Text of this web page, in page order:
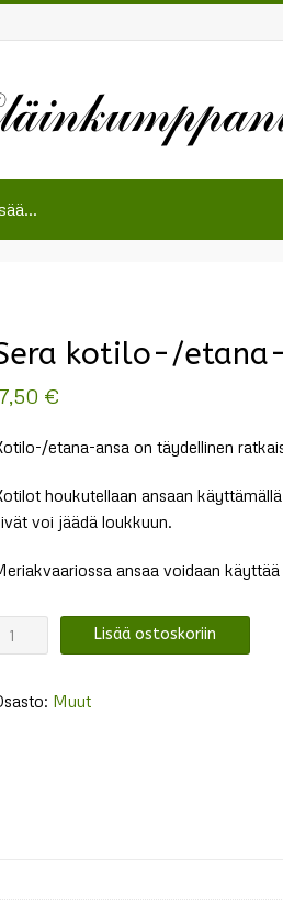
kotilo-/
€
etana-ansa on täydellinen
houkutellaan ansaan
voi jäädä loukkuun.
ansaa voidaan
Sera
etana-
Lisää ostoskoriin
Muut